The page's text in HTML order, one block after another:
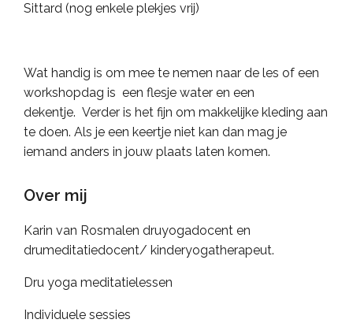
Sittard (nog enkele plekjes vrij)
Wat handig is om mee te nemen naar de les of een
workshopdag is een flesje water en een
dekentje. Verder is het fijn om makkelijke kleding aan
te doen. Als je een keertje niet kan dan mag je
iemand anders in jouw plaats laten komen.
Over mij
Karin van Rosmalen druyogadocent en
drumeditatiedocent/ kinderyogatherapeut.
Dru yoga meditatielessen
Individuele sessies